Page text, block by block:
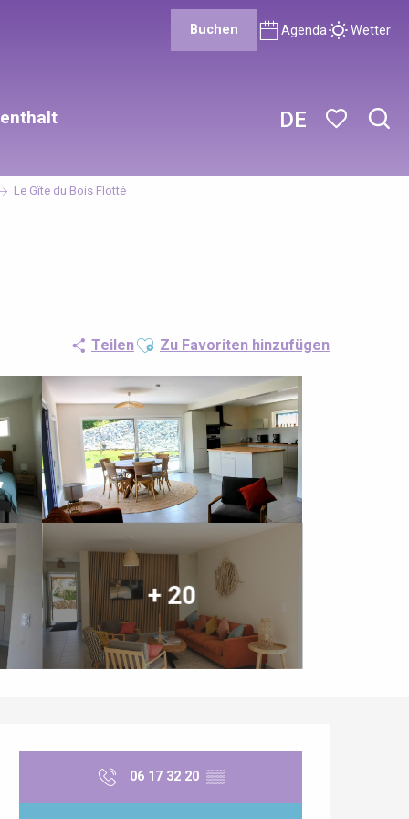
DE
Buchen Agenda Wetter
Le Gîte du Bois Flotté
TeilenAjouter aux favoris
Zu Favoriten hinzufügen
+ 20
& Kontaktdaten
06 17 32 20 ▒▒